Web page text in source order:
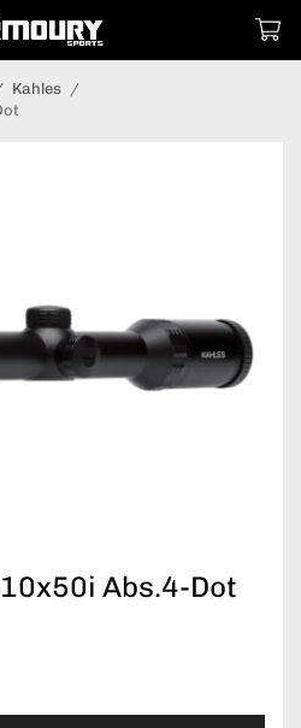
Kahles /
Abs.4-Dot